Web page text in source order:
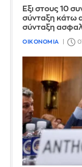
Έξι στους 10
σύνταξη κάτω
σύνταξη
ΟΙΚΟΝΟΜΙΑ